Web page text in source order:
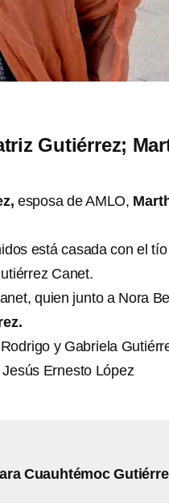
Gutiérrez;
esposa de AMLO,
está casada con el tío
Canet.
quien junto a Nora
y Gabriela
Ernesto López
Cuauhtémoc